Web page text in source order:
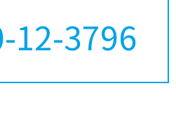
12-3796